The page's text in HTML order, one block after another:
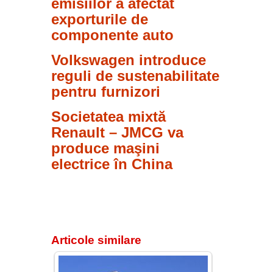
emisiilor a afectat
exporturile de
componente auto
Volkswagen introduce
reguli de sustenabilitate
pentru furnizori
Societatea mixtă
Renault – JMCG va
produce maşini
electrice în China
Articole similare